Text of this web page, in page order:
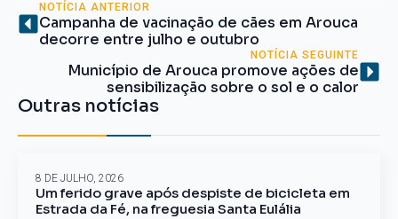
NOTÍCIA ANTERIOR
Campanha de vacinação de cães em Arouca
decorre entre julho e outubro
NOTÍCIA SEGUINTE
Município de Arouca promove ações de
sensibilização sobre o sol e o calor
Outras notícias
Um ferido grave após despiste de bicicleta em
Estrada da Fé, na freguesia Santa Eulália
8 DE JULHO, 2026